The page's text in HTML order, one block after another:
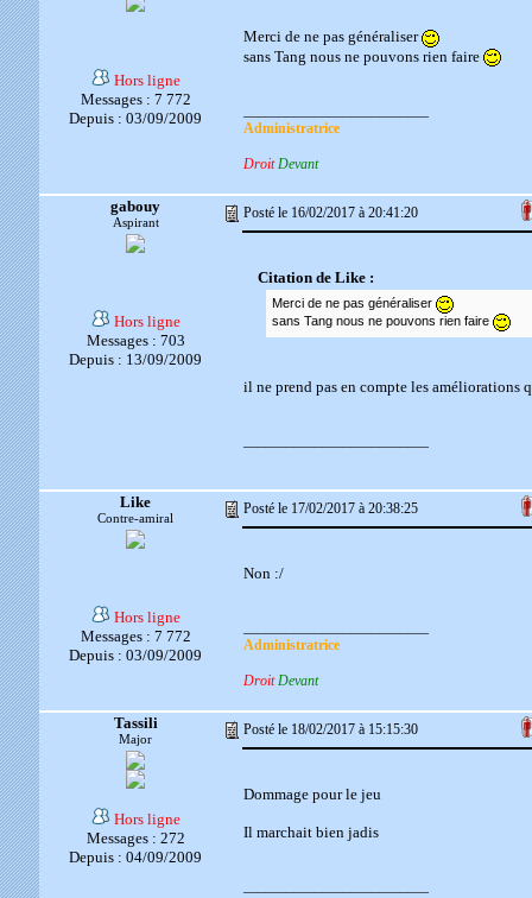
Hors ligne
Messages : 7 772
Depuis : 03/09/2009
Merci de ne pas généraliser
sans Tang nous ne pouvons rien faire
Administratrice
Droit Devant
gabouy
Aspirant
Posté le 16/02/2017 à 20:41:20
Hors ligne
Messages : 703
Depuis : 13/09/2009
Citation de Like :
Merci de ne pas généraliser
sans Tang nous ne pouvons rien faire
il ne prend pas en compte les améliorations
Like
Contre-amiral
Posté le 17/02/2017 à 20:38:25
Hors ligne
Messages : 7 772
Depuis : 03/09/2009
Non :/
Administratrice
Droit Devant
Tassili
Major
Posté le 18/02/2017 à 15:15:30
Hors ligne
Messages : 272
Depuis : 04/09/2009
Dommage pour le jeu
Il marchait bien jadis